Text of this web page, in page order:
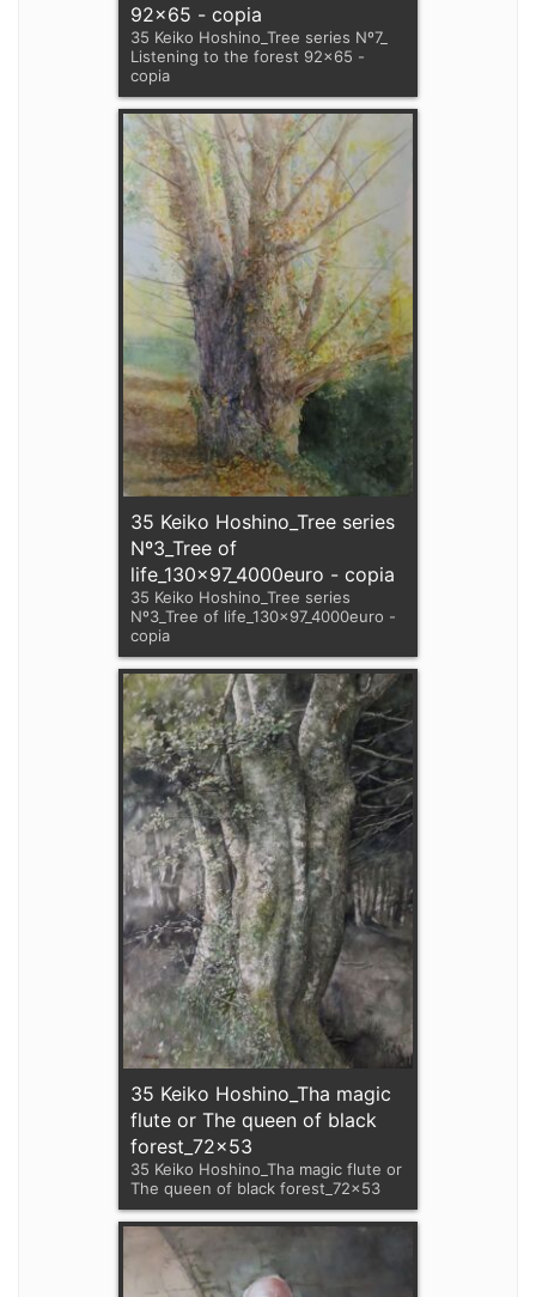
92x65 - copia
35 Keiko Hoshino_Tree series Nº7_
Listening to the forest 92x65 -
copia
35 Keiko Hoshino_Tree series
Nº3_Tree of
life_130x97_4000euro - copia
35 Keiko Hoshino_Tree series
Nº3_Tree of life_130x97_4000euro -
copia
35 Keiko Hoshino_Tha magic
flute or The queen of black
forest_72x53
35 Keiko Hoshino_Tha magic flute or
The queen of black forest_72x53